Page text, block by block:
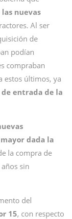
nuevas
Al ser
de
podían
compraban
estos últimos, ya
entrada de la
dada la
la compra de
sin
del
15, con respecto